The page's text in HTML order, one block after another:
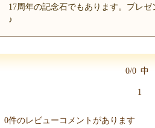
17周年の記念石でもあります。プレ
♪
0/0 中
1
0件のレビューコメントがあります